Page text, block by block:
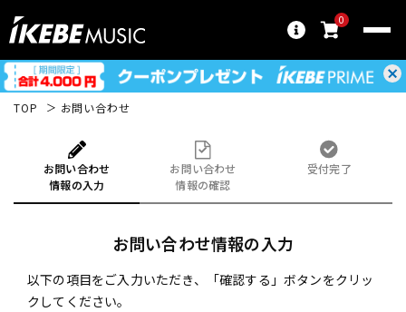
0
TOP お問い合わせ
お問い合わせ
情報の入力
お問い合わせ
情報の確認
受付完了
お問い合わせ情報の入力
以下の項目をご入力いただき、「確認する」ボタンをクリッ
クしてください。